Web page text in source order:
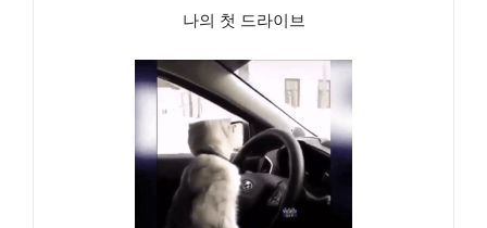
나의 첫 드라이브